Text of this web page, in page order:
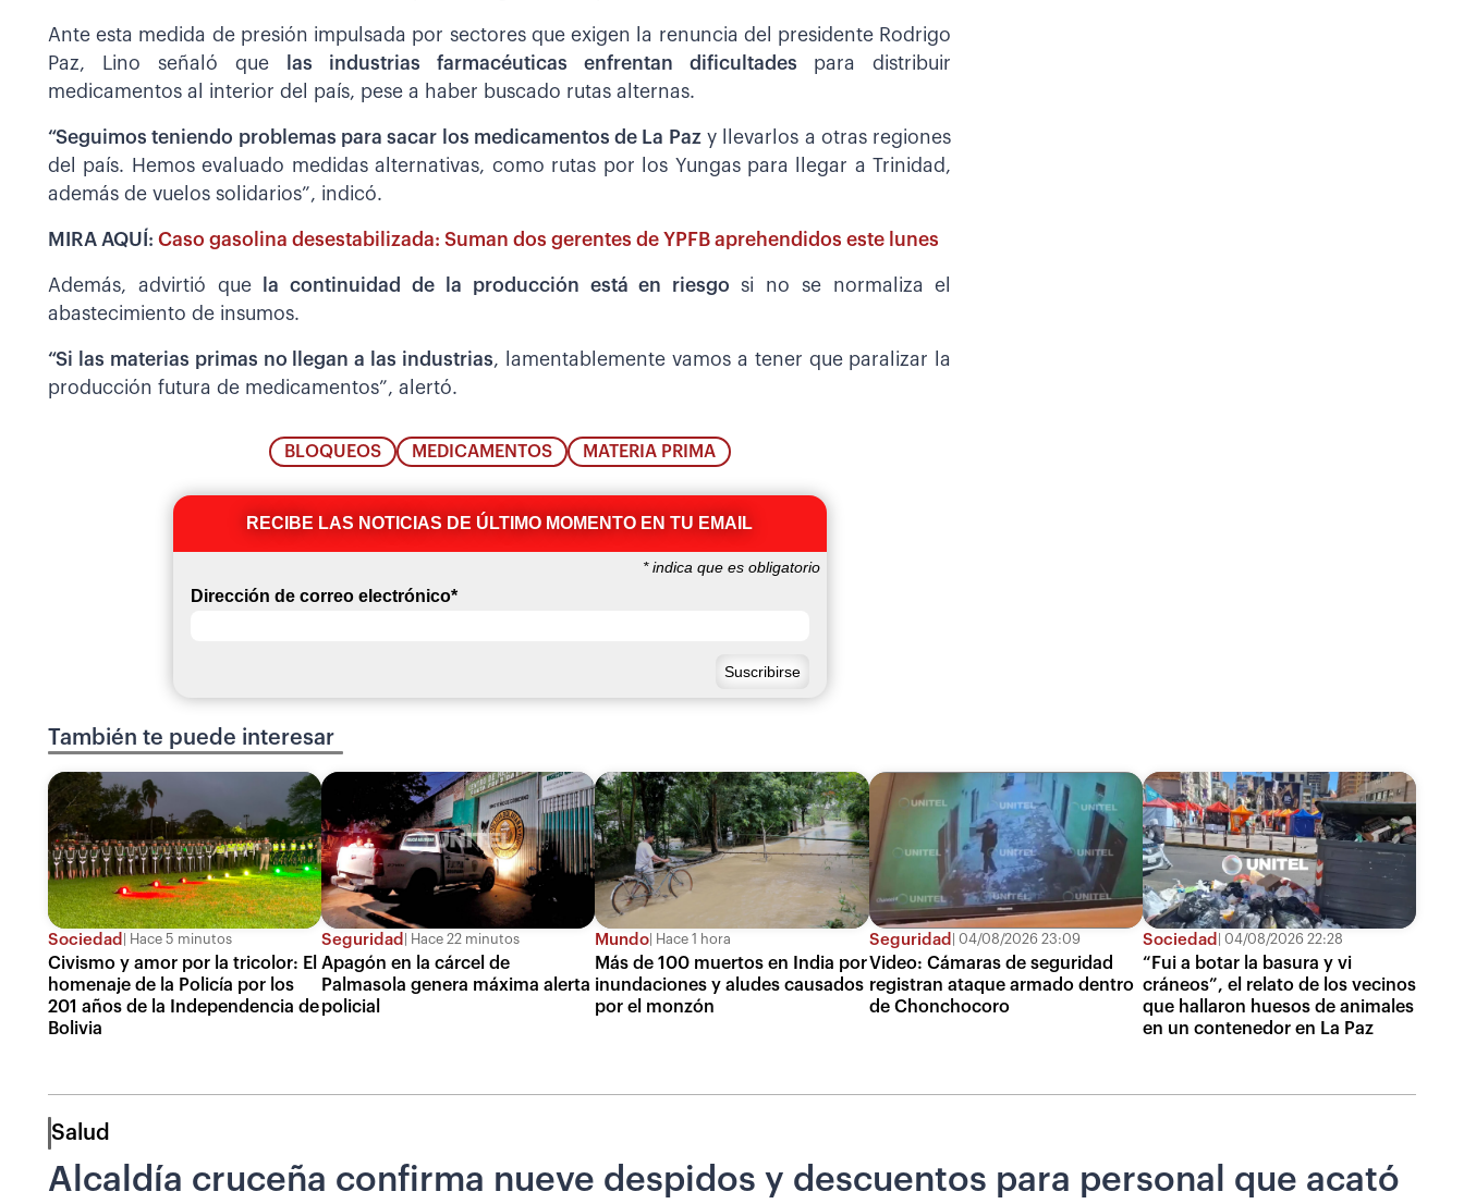
Ante esta medida de presión impulsada por sectores que exigen la renuncia del presidente Rodrigo
Paz, Lino señaló que
las industrias farmacéuticas enfrentan dificultades para distribuir
medicamentos al interior del país, pese a haber buscado rutas alternas.
“Seguimos teniendo problemas para sacar los medicamentos de La Pazy llevarlos a otras regiones
del país. Hemos evaluado medidas alternativas, como rutas por los Yungas para llegar a Trinidad,
además de vuelos solidarios”, indicó.
MIRA AQUÍ: Caso gasolina desestabilizada: Suman dos gerentes de YPFB aprehendidos este lunes
Además, advirtió que la continuidad de la producción está en riesgosi no se normaliza el
abastecimiento de insumos.
“Si las materias primas no llegan a las industrias, lamentablemente vamos a tener que paralizar la
producción futura de medicamentos”, alertó.
BLOQUEOS MEDICAMENTOS MATERIA PRIMA
RECIBE LAS NOTICIAS DE ÚLTIMO MOMENTO EN TU EMAIL
*indica que es obligatorio
Dirección de correo electrónico*
También te puede interesar
Sociedad Hace 5 minutos
Civismo y amor por la tricolor: El
homenaje de la Policía por los
201 años de la Independencia de
Bolivia
Seguridad Hace 22 minutos
Apagón en la cárcel de
Palmasola genera máxima alerta
policial
Mundo Hace 1 hora
Más de 100 muertos en India por
inundaciones y aludes causados
por el monzón
Seguridad 04/08/2026 23:09
Video: Cámaras de seguridad
registran ataque armado dentro
de Chonchocoro
Sociedad 04/08/2026 22:28
“Fui a botar la basura y vi
cráneos”, el relato de los vecinos
que hallaron huesos de animales
en un contenedor en La Paz
Salud
Alcaldía cruceña confirma nueve despidos y descuentos para personal que acató